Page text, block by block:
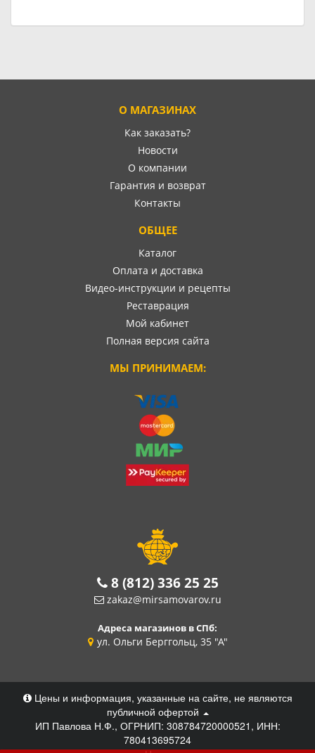
О МАГАЗИНАХ
Как заказать?
Новости
О компании
Гарантия и возврат
Контакты
ОБЩЕЕ
Каталог
Оплата и доставка
Видео-инструкции и рецепты
Реставрация
Мой кабинет
Полная версия сайта
МЫ ПРИНИМАЕМ:
8 (812) 336 25 25
zakaz@mirsamovarov.ru
Адреса магазинов в СПб:
ул. Ольги Берггольц, 35 "А"
Цены и информация, указанные на сайте, не являются
публичной офертой
ИП Павлова Н.Ф., ОГРНИП: 308784720000521, ИНН:
780413695724